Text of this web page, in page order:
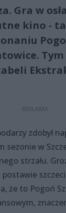
Gra w
kino -
zdobył
w
strzału.
że to Pogoń